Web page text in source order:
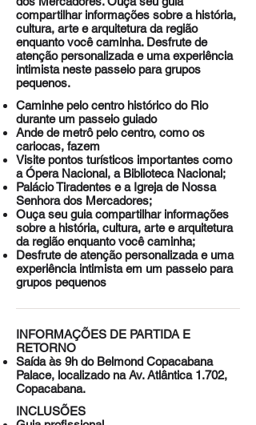
compartilhar informações sobre a história,
cultura, arte e arquitetura da região
enquanto você caminha. Desfrute de
atenção personalizada e uma experiência
intimista neste passeio para grupos
pequenos.
Caminhe pelo centro histórico do Rio
durante um passeio guiado
Ande de metrô pelo centro, como os
cariocas, fazem
Visite pontos turísticos importantes como
a Ópera Nacional, a Biblioteca Nacional;
Palácio Tiradentes e a Igreja de Nossa
Senhora dos Mercadores;
Ouça seu guia compartilhar informações
sobre a história, cultura, arte e arquitetura
da região enquanto você caminha;
Desfrute de atenção personalizada e uma
experiência intimista em um passeio para
grupos pequenos
INFORMAÇÕES DE PARTIDA E
RETORNO
Saída às 9h do Belmond Copacabana
Palace, localizado na Av. Atlântica 1.702,
Copacabana.
INCLUSÕES